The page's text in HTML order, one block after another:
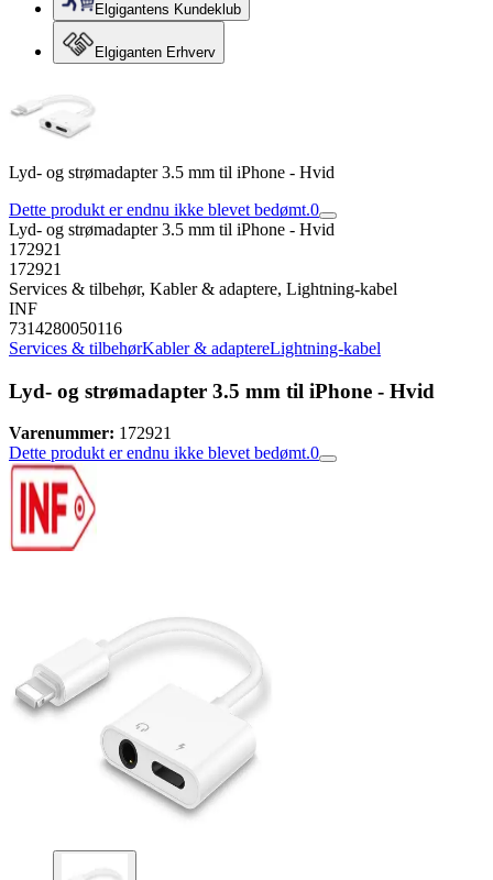
Elgigantens Kundeklub
Elgiganten Erhverv
Lyd- og strømadapter 3.5 mm til iPhone - Hvid
Dette produkt er endnu ikke blevet bedømt.0
Lyd- og strømadapter 3.5 mm til iPhone - Hvid
172921
172921
Services & tilbehør, Kabler & adaptere, Lightning-kabel
INF
7314280050116
Services & tilbehørKabler & adaptereLightning-kabel
Lyd- og strømadapter 3.5 mm til iPhone - Hvid
Varenummer: 172921
Dette produkt er endnu ikke blevet bedømt.0